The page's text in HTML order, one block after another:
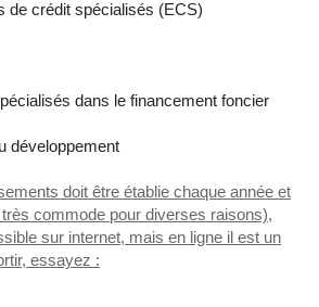
de crédit spécialisés (ECS)
dans le financement foncier
développement
doit être établie chaque année et
commode pour diverses raisons),
sur internet, mais en ligne il est un
essayez :